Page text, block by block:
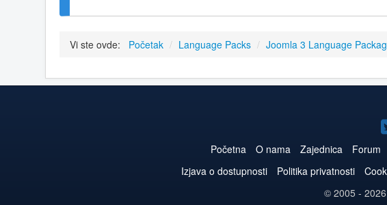
Vi ste ovde: Početak / Language Packs / Joomla 3 Language
Početna O nama Zajednica Forum
Izjava o dostupnosti
Politika privatnosti
© 2005 - 2026